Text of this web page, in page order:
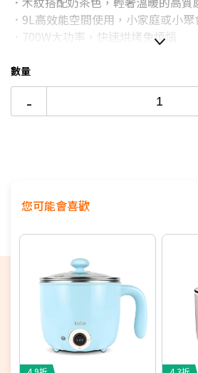
24期 $36
電視降到底破盤
．9L高效能空間使用，小家庭或小聚
．700W大功率，快速烘烤免煩惱
數量
-
您可能會喜歡